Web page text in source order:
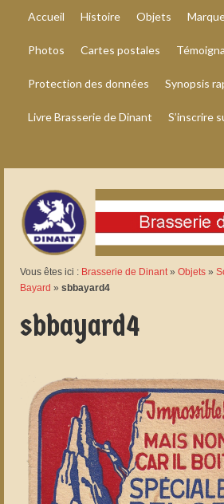
Accueil Histoire Objets
Photos Cartes postales
Protection des données Synopsis
Livre Brasserie de Dinant S’inscrire
Vous êtes ici : Brasserie de Dinant» Objets »
Bayard » sbbayard4
sbbayard4